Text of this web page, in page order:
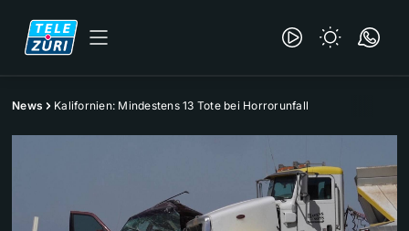
News Kalifornien: Mindestens 13 Tote bei Horrorunfall